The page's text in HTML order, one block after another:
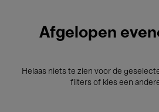
Afgelopen
Helaas niets te zien voor de
filters of kies een